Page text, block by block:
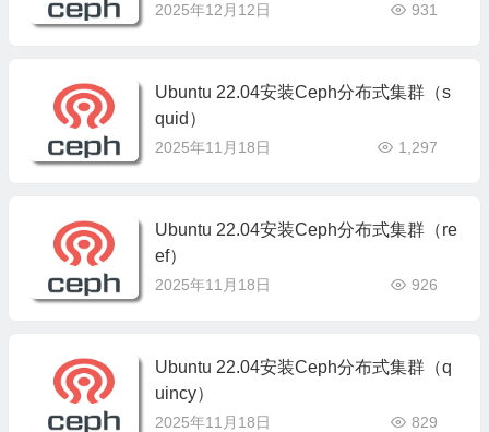
2025年12月12日 931
Ubuntu 22.04安装Ceph分布式集群（s
quid）
2025年11月18日 1,297
Ubuntu 22.04安装Ceph分布式集群（re
ef）
2025年11月18日 926
Ubuntu 22.04安装Ceph分布式集群（q
uincy）
2025年11月18日 829